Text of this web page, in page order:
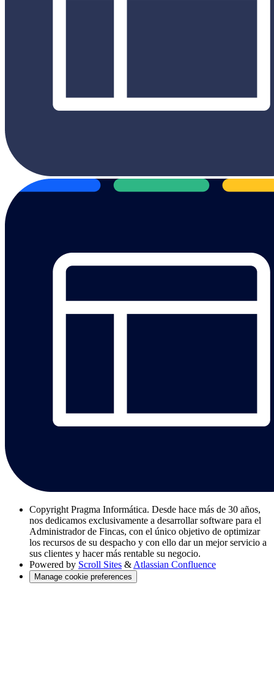
Copyright Pragma Informática. Desde hace más de 30 años,
nos dedicamos exclusivamente a desarrollar software para el
Administrador de Fincas, con el único objetivo de optimizar
los recursos de su despacho y con ello dar un mejor servicio a
sus clientes y hacer más rentable su negocio.
Powered by Scroll Sites & Atlassian Confluence
Manage cookie preferences